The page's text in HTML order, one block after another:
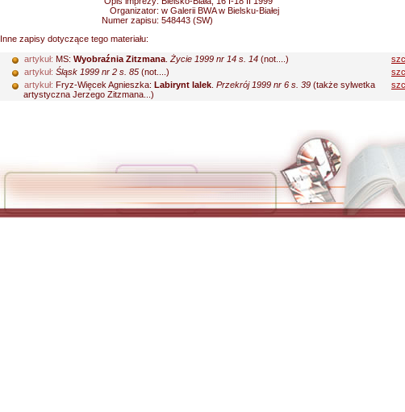
Organizator: w Galerii BWA w Bielsku-Białej
Numer zapisu: 548443 (SW)
Inne zapisy dotyczące tego materiału:
artykuł: MS: Wyobraźnia Zitzmana Życie 1999 nr 14 s. 14 (not....)
artykuł: Śląsk 1999 nr 2 s. 85 (not....)
artykuł: Fryz-Więcek Agnieszka: Labirynt lalek Przekrój 1999 nr 6 s. 39 (także sylwetka
artystyczna Jerzego Zitzmana...)